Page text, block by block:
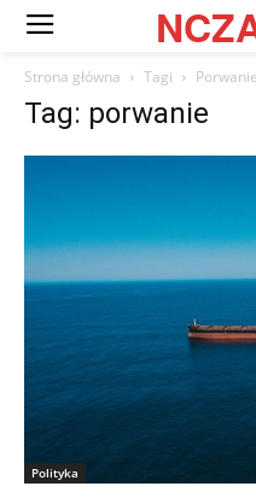
Strona główna Tagi Porwanie
Tag: porwanie
Polityka